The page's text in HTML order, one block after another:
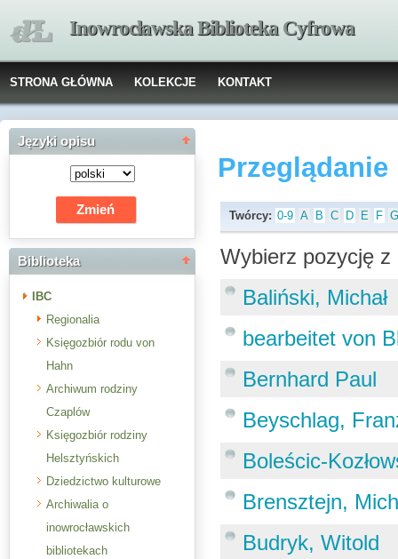
Inowrocławska Biblioteka Cyfrowa
STRONA GŁÓWNA KOLEKCJE KONTAKT
Języki opisu
Biblioteka
IBC
Regionalia
Księgozbiór rodu von
Hahn
Archiwum rodziny
Czaplów
Księgozbiór rodziny
Helsztyńskich
Dziedzictwo kulturowe
Archiwalia o
inowrocławskich
bibliotekach
Twórcy: 0-9 A B C D E F
Wybierz pozycję
Baliński, Michał
bearbeitet von
Bernhard Paul
Beyschlag,
Boleścic-
Brensztejn,
Budryk, Witold